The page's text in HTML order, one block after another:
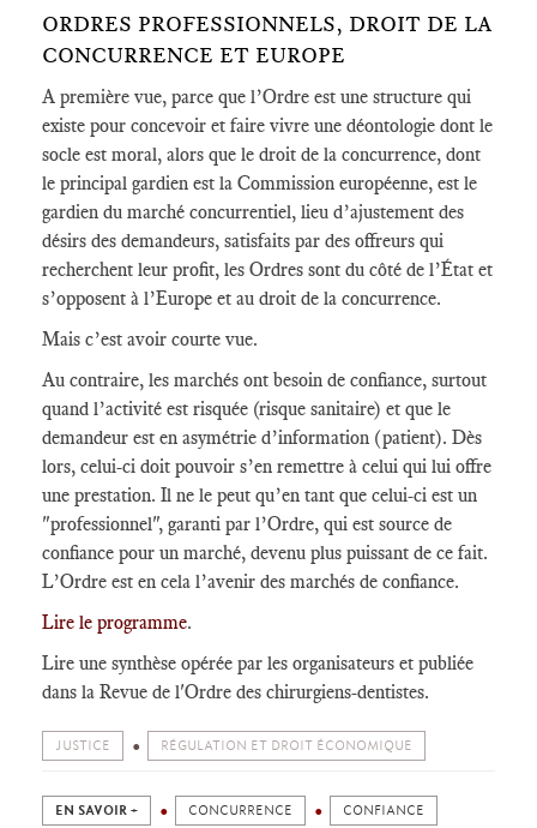
ORDRES PROFESSIONNELS, DROIT DE LA
CONCURRENCE ET EUROPE
A première vue, parce que l’Ordre est une structure qui
existe pour concevoir et faire vivre une déontologie dont le
socle est moral, alors que le droit de la concurrence, dont
le principal gardien est la Commission européenne, est le
gardien du marché concurrentiel, lieu d’ajustement des
désirs des demandeurs, satisfaits par des offreurs qui
recherchent leur profit, les Ordres sont du côté de l’État et
s’opposent à l’Europe et au droit de la concurrence.
Mais c’est avoir courte vue.
Au contraire, les marchés ont besoin de confiance, surtout
quand l’activité est risquée (risque sanitaire) et que le
demandeur est en asymétrie d’information (patient). Dès
lors, celui-ci doit pouvoir s’en remettre à celui qui lui offre
une prestation. Il ne le peut qu’en tant que celui-ci est un
"professionnel", garanti par l’Ordre, qui est source de
confiance pour un marché, devenu plus puissant de ce fait.
L’Ordre est en cela l’avenir des marchés de confiance.
Lire le programme.
Lire une synthèse opérée par les organisateurs et publiée
dans la Revue de l'Ordre des chirurgiens-dentistes.
JUSTICE RÉGULATION ET DROIT ÉCONOMIQUE
EN SAVOIR + CONCURRENCE CONFIANCE